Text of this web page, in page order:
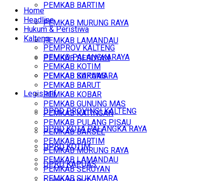
PEMKAB BARTIM
PEMKAB MURUNG RAYA
PEMKAB LAMANDAU
PEMKAB SERUYAN
PEMKAB SUKAMARA
Legislatif
DPRD PROVINSI KALTENG
DPRD KOTA PALANGKA RAYA
DPRD KOTIM
DPRD KAPUAS
Home
Headline
Hukum & Peristiwa
Kalteng
PEMPROV KALTENG
PEMKO PALANGKARAYA
PEMKAB KOTIM
PEMKAB KAPUAS
PEMKAB BARUT
PEMKAB KOBAR
PEMKAB GUNUNG MAS
PEMKAB KATINGAN
PEMKAB PULANG PISAU
PEMKAB BARSEL
PEMKAB BARTIM
PEMKAB MURUNG RAYA
PEMKAB LAMANDAU
PEMKAB SERUYAN
PEMKAB SUKAMARA